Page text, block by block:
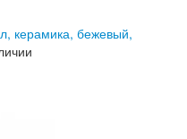
керамика, бежевый,